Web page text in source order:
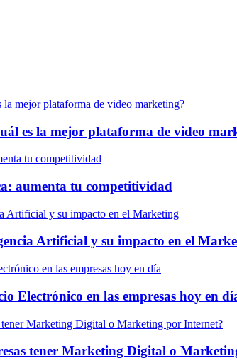
es la mejor plataforma de video
aumenta tu competitividad
Artificial y su impacto en el
Electrónico en las empresas hoy en
tener Marketing Digital o